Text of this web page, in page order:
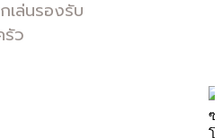
เล่นรองรับ
ว